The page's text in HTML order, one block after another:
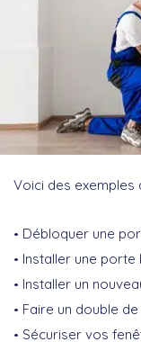
Voici des exemples
Débloquer une
Installer une porte
Installer un
Faire un double de
Sécuriser vos